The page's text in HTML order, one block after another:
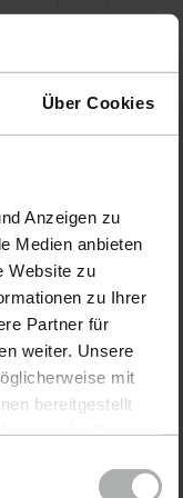
Über Cookies
Anzeigen zu
Medien anbieten
Website zu
zu Ihrer
Partner für
weiter. Unsere
mit
bereitgestellt
unter